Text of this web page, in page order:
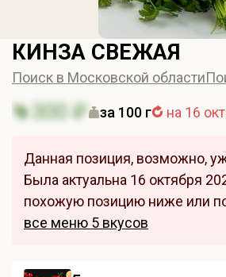
КИНЗА СВЕЖАЯ
Поиск в Московской области
300 ₽ за 100 г на 16
Данная позиция, возможно,
Была актуальна 16 октября
похожую позицию ниже или
все меню 5 вкусов